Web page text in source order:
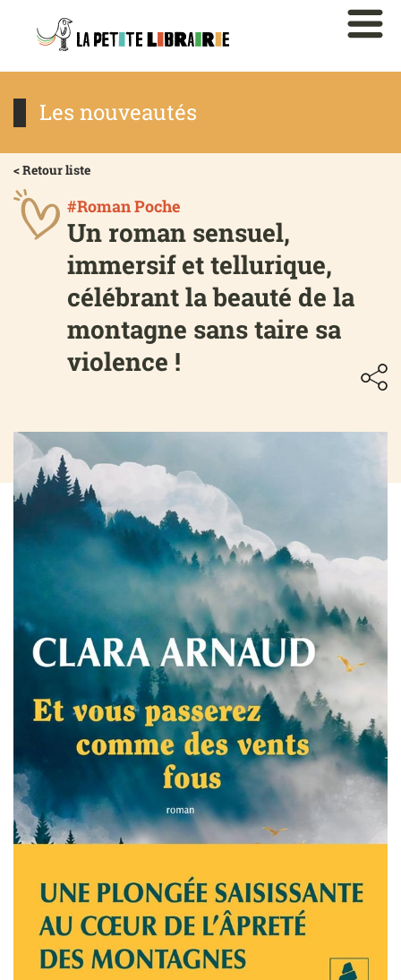
Les nouveautés
< Retour liste
#Roman Poche
Un roman sensuel,
immersif et tellurique,
célébrant la beauté de la
montagne sans taire sa
violence !